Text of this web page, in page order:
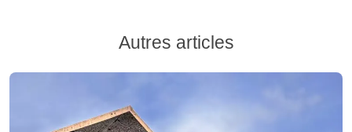
Autres articles